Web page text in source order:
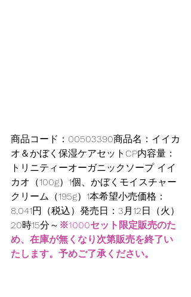
商品コード：00503390商品名：イイカ
オ＆かぼく保湿ケアセットCP内容量：
トリニティーオーガニックソープ イイ
カオ（100g）1個、かぼくモイスチャー
クリーム（195g）1本希望小売価格：
8,041円（税込）発売日：3月12日（火）
20時15分～ ※1000セット限定販売のた
め、在庫が無くなり次第販売を終了い
たします。予めご了承ください。